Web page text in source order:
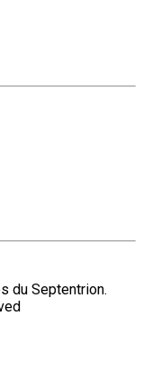
du Septentrion.